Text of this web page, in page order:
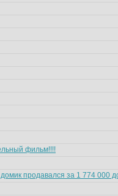
фильм!!!!
продавался за 1 774 000